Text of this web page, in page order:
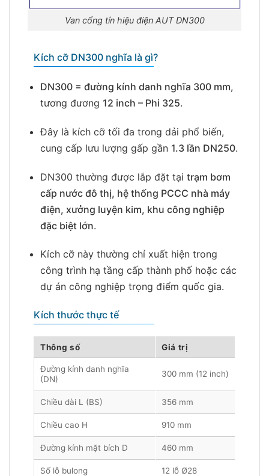
Van cổng tín hiệu điện AUT DN300
Kích cỡ DN300 nghĩa là gì?
DN300 = đường kính danh nghĩa 300 mm,
tương đương 12 inch – Phi 325.
Đây là kích cỡ tối đa trong dải phổ biến,
cung cấp lưu lượng gấp gần 1.3 lần DN250.
DN300 thường được lắp đặt tại trạm bơm
cấp nước đô thị, hệ thống PCCC nhà máy
điện, xưởng luyện kim, khu công nghiệp
đặc biệt lớn.
Kích cỡ này thường chỉ xuất hiện trong
công trình hạ tầng cấp thành phố hoặc các
dự án công nghiệp trọng điểm quốc gia.
Kích thước thực tế
Thông số Giá trị
Đường kính danh nghĩa
(DN)
300 mm (12 inch)
Chiều dài L (BS) 356 mm
Chiều cao H 910 mm
Đường kính mặt bích D 460 mm
Số lỗ bulong 12 lỗ Ø28